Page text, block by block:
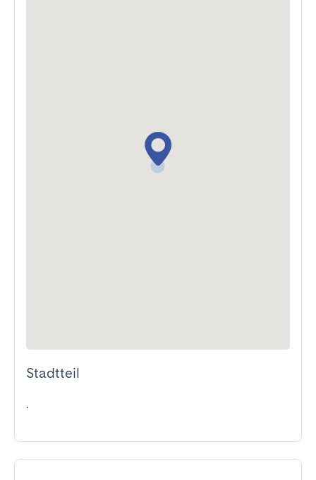
Stadtteil
.